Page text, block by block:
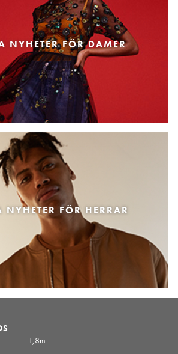
NYHETER FÖR DAMER
NYHETER FÖR HERRAR
1,8m